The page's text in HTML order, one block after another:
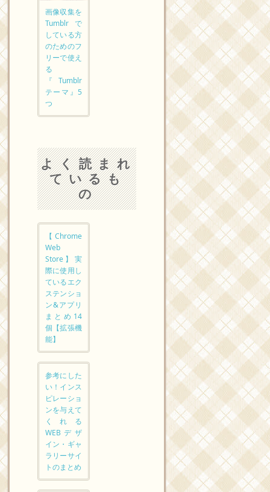
画像収集を
Tumblrで
している方
のためのフ
リーで使え
る
『Tumblr
テーマ』5
つ
よく読まれ
ているも
の
【Chrome
Web
Store】実
際に使用し
ているエク
ステンショ
ン&アプリ
まとめ14
個【拡張機
能】
参考にした
い！インス
ピレーショ
ンを与えて
くれる
WEBデザ
イン・ギャ
ラリーサイ
トのまとめ